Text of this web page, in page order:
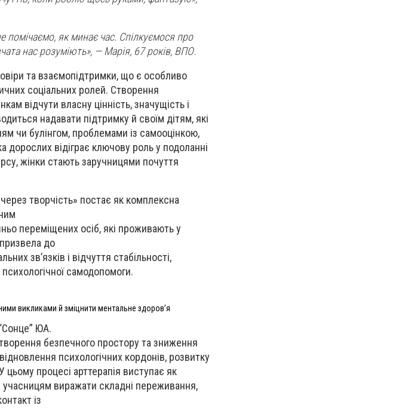
помічаємо, як минає час. Спілкуємося про
нас розуміють», — Марія, 67 років, ВПО.
та взаємопідтримки, що є особливо
соціальних ролей. Створення
відчути власну цінність, значущість і
надавати підтримку й своїм дітям, які
чи булінгом, проблемами із самооцінкою,
дорослих відіграє ключову роль у подоланні
жінки стають заручницями почуття
творчість» постає як комплексна
переміщених осіб, які проживають у
до
зв’язків і відчуття стабільності,
самодопомоги.
викликами й зміцнити ментальне здоровʼя
ЮА.
безпечного простору та зниження
психологічних кордонів, розвитку
процесі арттерапія виступає як
виражати складні переживання,
із